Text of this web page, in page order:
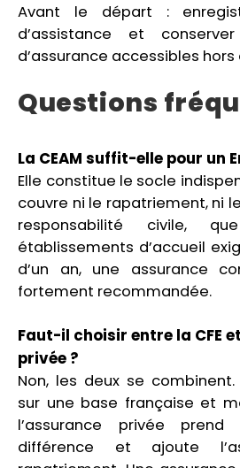
Avant le départ :
d’assistance et
d’assurance accessibles hors
Questions
La CEAM suffit-elle pour un
Elle constitue le socle
couvre ni le rapatriement, ni
responsabilité civile,
établissements d’accueil
d’un an, une assurance
fortement recommandée.
Faut-il choisir entre la CFE
privée ?
Non, les deux se combinent.
sur une base française et
l’assurance privée
différence et ajoute